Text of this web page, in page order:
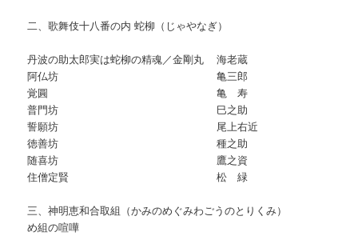
二、歌舞伎十八番の内 蛇柳（じゃやなぎ）
丹波の助太郎実は蛇柳の精魂／金剛丸 海老蔵
阿仏坊 亀三郎
覚圓 亀 寿
普門坊 巳之助
誓願坊 尾上右近
徳善坊 種之助
随喜坊 鷹之資
住僧定賢 松 緑
三、神明恵和合取組（かみのめぐみわごうのとりくみ）
め組の喧嘩